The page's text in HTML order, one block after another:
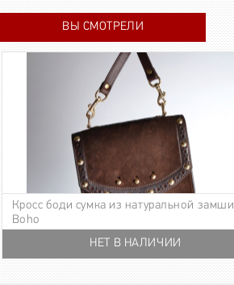
ВЫ СМОТРЕЛИ
Кросс боди сумка из натуральной замши
Boho
НЕТ В НАЛИЧИИ